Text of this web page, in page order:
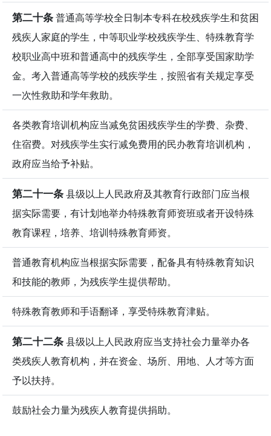
第二十条普通高等学校全日制本专科在校残疾学生和贫困
残疾人家庭的学生，中等职业学校残疾学生、特殊教育学
校职业高中班和普通高中的残疾学生，全部享受国家助学
金。考入普通高等学校的残疾学生，按照省有关规定享受
一次性救助和学年救助。
各类教育培训机构应当减免贫困残疾学生的学费、杂费、
住宿费。对残疾学生实行减免费用的民办教育培训机构，
政府应当给予补贴。
第二十一条县级以上人民政府及其教育行政部门应当根
据实际需要，有计划地举办特殊教育师资班或者开设特殊
教育课程，培养、培训特殊教育师资。
普通教育机构应当根据实际需要，配备具有特殊教育知识
和技能的教师，为残疾学生提供帮助。
特殊教育教师和手语翻译，享受特殊教育津贴。
第二十二条县级以上人民政府应当支持社会力量举办各
类残疾人教育机构，并在资金、场所、用地、人才等方面
予以扶持。
鼓励社会力量为残疾人教育提供捐助。